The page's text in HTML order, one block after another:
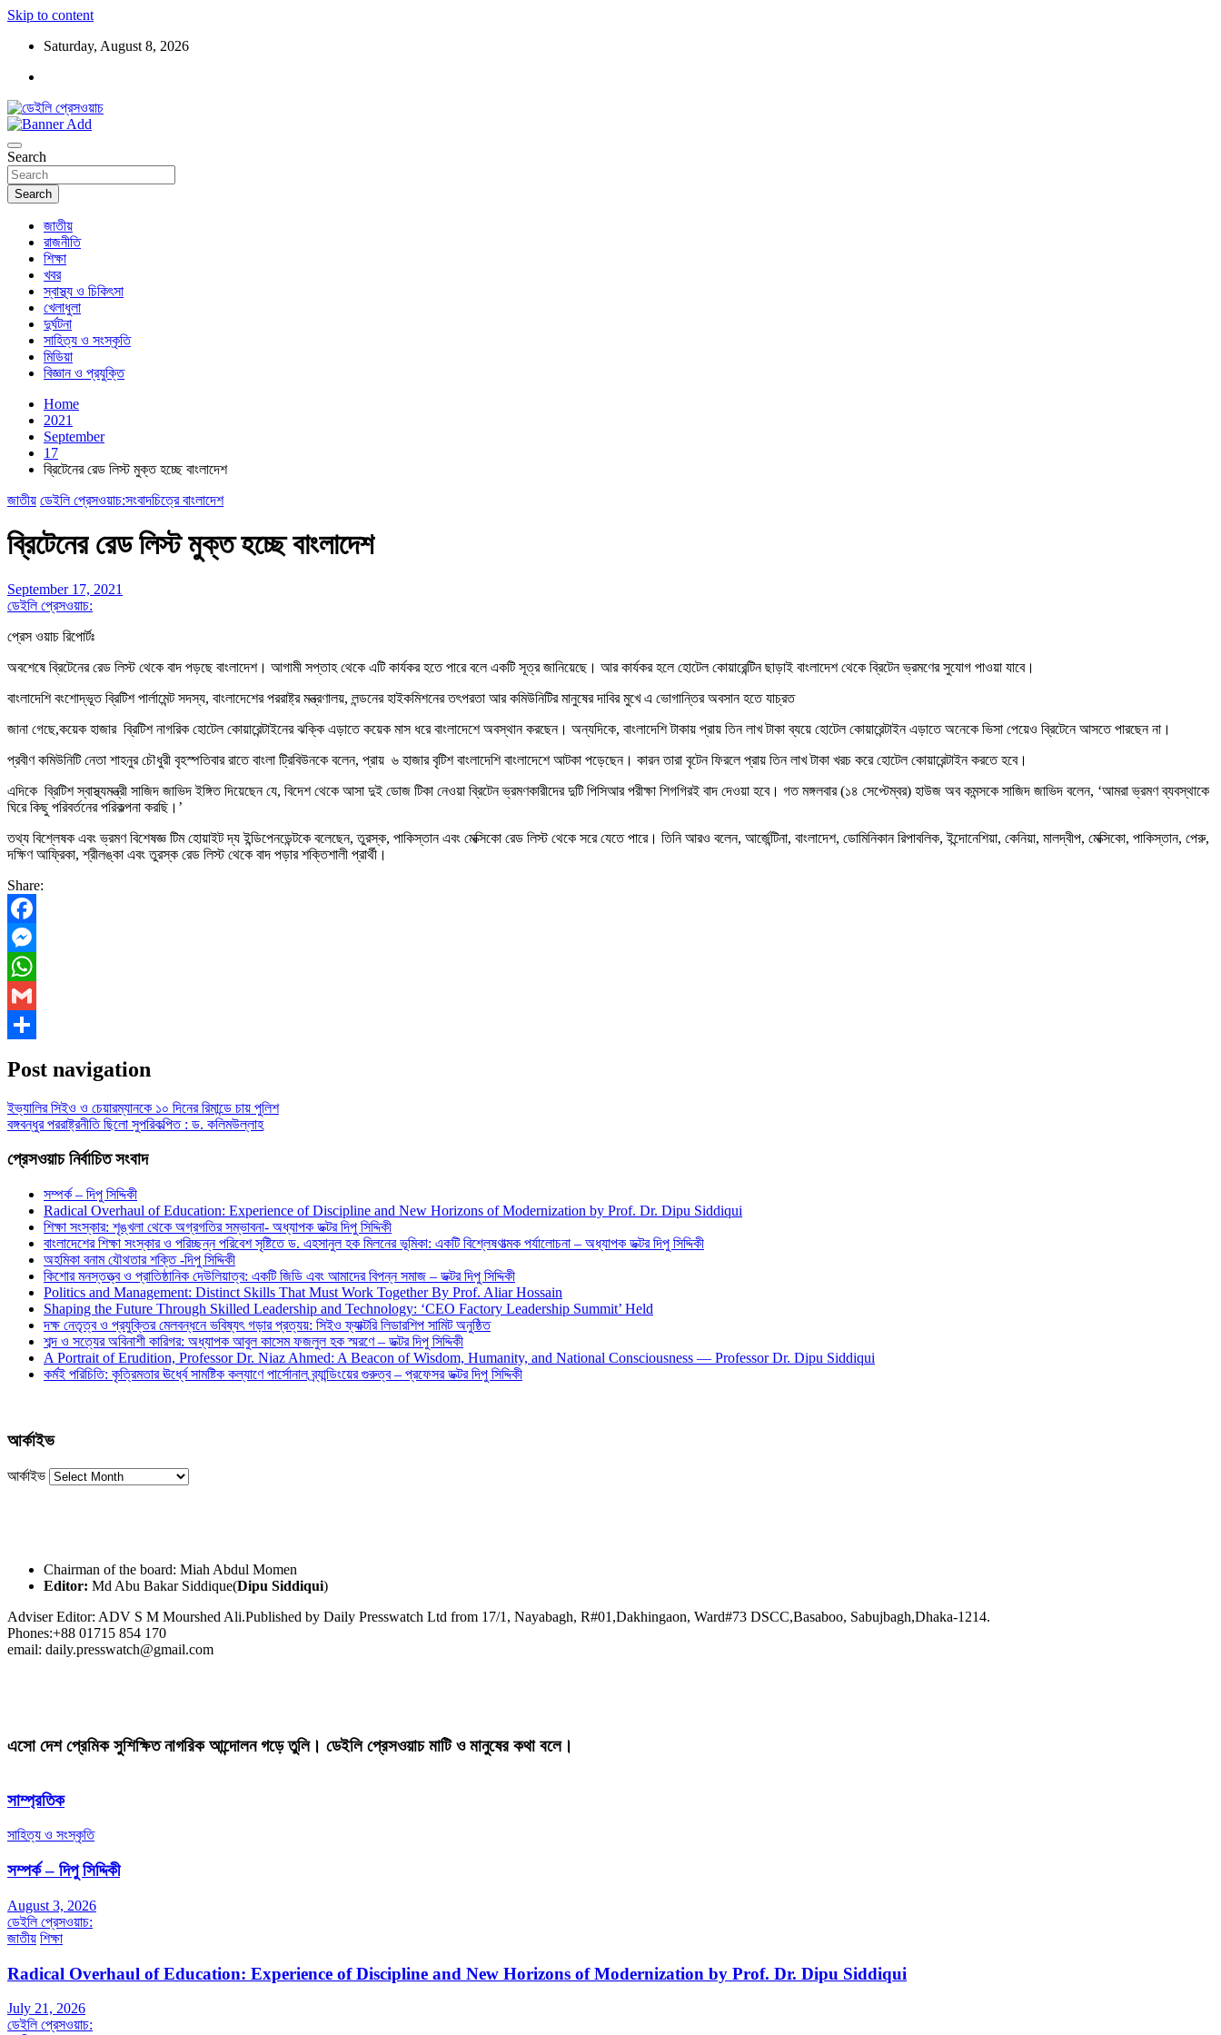
Skip to content
Saturday, August 8, 2026
ডেইলি প্রেসওয়াচ
Search
Search
জাতীয়
রাজনীতি
শিক্ষা
খবর
স্বাস্থ্য ও চিকিৎসা
খেলাধুলা
দুর্ঘটনা
সাহিত্য ও সংস্কৃতি
মিডিয়া
বিজ্ঞান ও প্রযুক্তি
Home
2021
September
17
ব্রিটেনের রেড লিস্ট মুক্ত হচ্ছে বাংলাদেশ
জাতীয় ডেইলি প্রেসওয়াচ:সংবাদচিত্রে বাংলাদেশ
ব্রিটেনের রেড লিস্ট মুক্ত হচ্ছে বাংলাদেশ
September 17, 2021
ডেইলি প্রেসওয়াচ:
প্রেস ওয়াচ রিপোর্টঃ
অবশেষে ব্রিটেনের রেড লিস্ট থেকে বাদ পড়ছে বাংলাদেশ। আগামী সপ্তাহ থেকে এটি কার্যকর হতে পারে বলে একটি সূত্র জানিয়েছে। আর কার্যকর হলে হোটেল কোয়ারেন্টিন ছাড়াই বাংলাদেশ থেকে ব্রিটেন ভ্রমণের সুযোগ পাওয়া যাবে।
বাংলাদেশি বংশোদ্ভূত ব্রিটিশ পার্লামেন্ট সদস্য, বাংলাদেশের পররাষ্ট্র মন্ত্রণালয়, লন্ডনের হাইকমিশনের তৎপরতা আর কমিউনিটির মানুষের দাবির মুখে এ ভোগান্তির অবসান হতে যাচ্রত
জানা গেছে,কয়েক হাজার ব্রিটিশ নাগরিক হোটেল কোয়ারেন্টাইনের ঝক্কি এড়াতে কয়েক মাস ধরে বাংলাদেশে অবস্থান করছেন। অন্যদিকে, বাংলাদেশি টাকায় প্রায় তিন লাখ টাকা ব্যয়ে হোটেল কোয়ারেন্টাইন এড়াতে অনেকে ভিসা পেয়েও ব্রিটেনে আসতে পারছেন না।
প্রবীণ কমিউনিটি নেতা শাহনুর চৌধুরী বৃহস্পতিবার রাতে বাংলা ট্রিবিউনকে বলেন, প্রায় ৬ হাজার বৃটিশ বাংলাদেশি বাংলাদেশে আটকা পড়েছেন। কারন তারা বৃটেন ফিরলে প্রায় তিন লাখ টাকা খরচ করে হোটেল কোয়ারেন্টাইন করতে হবে।
এদিকে ব্রিটিশ স্বাস্থ্যমন্ত্রী সাজিদ জাভিদ ইঙ্গিত দিয়েছেন যে, বিদেশ থেকে আসা দুই ডোজ টিকা নেওয়া ব্রিটেন ভ্রমণকারীদের দুটি পিসিআর পরীক্ষা শিগগিরই বাদ দেওয়া হবে। গত মঙ্গলবার (১৪ সেপ্টেম্বর) হাউজ অব কমন্সকে সাজিদ জাভিদ বলেন, ‘আমরা ভ্রমণ ব্যবস্থাকে
ঘিরে কিছু পরিবর্তনের পরিকল্পনা করছি।’
তথ্য বিশ্লেষক এবং ভ্রমণ বিশেষজ্ঞ টিম হোয়াইট দ্য ইন্ডিপেনডেন্টকে বলেছেন, তুরস্ক, পাকিস্তান এবং মেক্সিকো রেড লিস্ট থেকে সরে যেতে পারে। তিনি আরও বলেন, আর্জেন্টিনা, বাংলাদেশ, ডোমিনিকান রিপাবলিক, ইন্দোনেশিয়া, কেনিয়া, মালদ্বীপ, মেক্সিকো, পাকিস্তান, পেরু,
দক্ষিণ আফ্রিকা, শ্রীলঙ্কা এবং তুরস্ক রেড লিস্ট থেকে বাদ পড়ার শক্তিশালী প্রার্থী।
Share:
Facebook
Messenger
WhatsApp
Gmail
Post navigation
ইভ্যালির সিইও ও চেয়ারম্যানকে ১০ দিনের রিমান্ডে চায় পুলিশ
বঙ্গবন্ধুর পররাষ্ট্রনীতি ছিলো সুপরিকল্পিত : ড. কলিমউল্লাহ
প্রেসওয়াচ নির্বাচিত সংবাদ
সম্পর্ক – দিপু সিদ্দিকী
Radical Overhaul of Education: Experience of Discipline and New Horizons of Modernization by Prof. Dr. Dipu Siddiqui
শিক্ষা সংস্কার: শৃঙ্খলা থেকে অগ্রগতির সম্ভাবনা- অধ্যাপক ডক্টর দিপু সিদ্দিকী
বাংলাদেশের শিক্ষা সংস্কার ও পরিচ্ছন্ন পরিবেশ সৃষ্টিতে ড. এহসানুল হক মিলনের ভূমিকা: একটি বিশ্লেষণাত্মক পর্যালোচনা – অধ্যাপক ডক্টর দিপু সিদ্দিকী
অহমিকা বনাম যৌথতার শক্তি -দিপু সিদ্দিকী
কিশোর মনস্তত্ত্ব ও প্রাতিষ্ঠানিক দেউলিয়াত্ব: একটি জিডি এবং আমাদের বিপন্ন সমাজ – ডক্টর দিপু সিদ্দিকী
Politics and Management: Distinct Skills That Must Work Together By Prof. Aliar Hossain
Shaping the Future Through Skilled Leadership and Technology: ‘CEO Factory Leadership Summit’ Held
দক্ষ নেতৃত্ব ও প্রযুক্তির মেলবন্ধনে ভবিষ্যৎ গড়ার প্রত্যয়: সিইও ফ্যাক্টরি লিডারশিপ সামিট অনুষ্ঠিত
শব্দ ও সত্যের অবিনাশী কারিগর: অধ্যাপক আবুল কাসেম ফজলুল হক স্মরণে – ডক্টর দিপু সিদ্দিকী
A Portrait of Erudition, Professor Dr. Niaz Ahmed: A Beacon of Wisdom, Humanity, and National Consciousness — Professor Dr. Dipu Siddiqui
কর্মই পরিচিতি: কৃত্রিমতার ঊর্ধ্বে সামষ্টিক কল্যাণে পার্সোনাল ব্র্যান্ডিংয়ের গুরুত্ব – প্রফেসর ডক্টর দিপু সিদ্দিকী
আর্কাইভ
আর্কাইভ
Chairman of the board: Miah Abdul Momen
Editor: Md Abu Bakar Siddique(Dipu Siddiqui)
Adviser Editor: ADV S M Mourshed Ali.Published by Daily Presswatch Ltd from 17/1, Nayabagh, R#01,Dakhingaon, Ward#73 DSCC,Basaboo, Sabujbagh,Dhaka-1214.
Phones:+88 01715 854 170
email: daily.presswatch@gmail.com
এসো দেশ প্রেমিক সুশিক্ষিত নাগরিক আন্দোলন গড়ে তুলি। ডেইলি প্রেসওয়াচ মাটি ও মানুষের কথা বলে।
সাম্প্রতিক
সাহিত্য ও সংস্কৃতি
সম্পর্ক – দিপু সিদ্দিকী
August 3, 2026
ডেইলি প্রেসওয়াচ:
জাতীয় শিক্ষা
Radical Overhaul of Education: Experience of Discipline and New Horizons of Modernization by Prof. Dr. Dipu Siddiqui
July 21, 2026
ডেইলি প্রেসওয়াচ: